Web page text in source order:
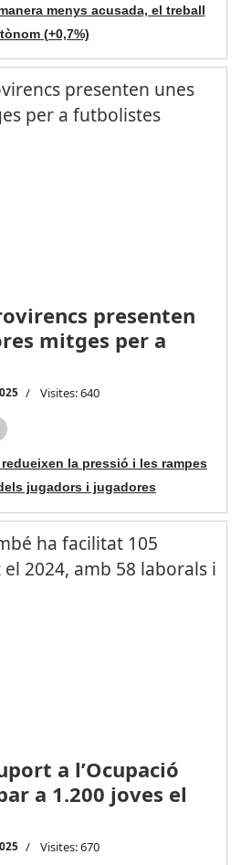
menys acusada, el treball
(+0,7%)
presenten
mitges per a
Visites: 640
la pressió i les rampes
jugadors i jugadores
a l’Ocupació
a 1.200 joves el
Visites: 670